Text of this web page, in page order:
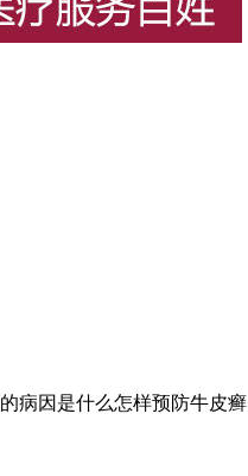
病因是什么怎样预防牛皮癣